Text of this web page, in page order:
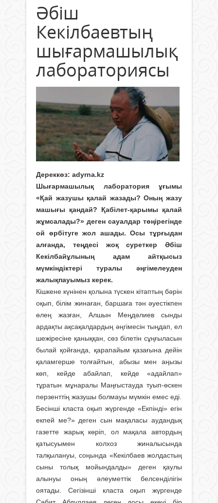
Әбіш
Кекілбаевтың
шығармашылық
лабораториясы
Дереккөз: adyrna.kz
Шығармашылық лаборатория ұғымы
«Қай жазушы қалай жазады? Оның жазу
машығы қандай? Қабілет-қарымы қалай
жұмсалады?» деген сауалдар төңірегінде
ой өрбітуге жол ашады. Осы тұрғыдан
алғанда, теңдесі жоқ суреткер Әбіш
Кекілбайұлының адам айтқысыз
мүмкіндіктері туралы әңгімелеуден
жалықпауымыз керек.
Кішкене күнінен қолына түскен кітаптың бәрін
оқып, білім жинаған, баршаға тән әуестікпен
өлең жазған, Алшын Меңдәлиев сынды
ардақты ақсақалдардың әңгімесін тыңдап, ел
шежіресіне қаныққан, сөз білетін сұңғыласын
былай қойғанда, қарапайым қазағына дейін
қаламгерше толғайтын, абызы мен аңызы
көп, кейде абайлап, кейде «адайлап»
тұратын мұнаралы Маңғыстауда туып-өскен
перзенттің жазушы болмауы мүмкін емес еді.
Бесінші класта оқып жүргенде «Екпінді» егін
екпей ме?» деген сын мақаласы аудандық
газетте жарық көріп, ол мақала автордың
қатысуымен колхоз жиналысында
талқылануы, соңында «Кекілбаев жолдастың
сыны толық мойындалды» деген қаулы
алынуы оның әлеуметтік белсенділігін
оятады. Сегізінші класта оқып жүргенде